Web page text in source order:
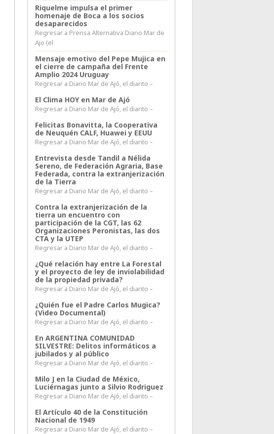
Riquelme impulsa el primer
homenaje de Boca a los socios
desaparecidos
Regresar a Prensa Alternativa Diario Mar de
Ajo (el
Mensaje emotivo del Pepe Mujica en
el cierre de campaña del Frente
Amplio 2024 Uruguay
Regresar a Diario Mar de Ajó, el diarito –
El Clima HOY en Mar de Ajó
Regresar a Diario Mar de Ajó, el diarito –
Felicitas Bonavitta, la Cooperativa
de Neuquén CALF, Huawei y EEUU
Regresar a Diario Mar de Ajó, el diarito –
Entrevista desde Tandil a Nélida
Sereno, de Federación Agraria, Base
Federada, contra la extranjerización
de la Tierra
Regresar a Diario Mar de Ajó, el diarito –
Contra la extranjerización de la
tierra un encuentro con
participación de la CGT, las 62
Organizaciones Peronistas, las dos
CTA y la UTEP
Regresar a Diario Mar de Ajó, el diarito –
¿Qué relación hay entre La Forestal
y el proyecto de ley de inviolabilidad
de la propiedad privada?
Regresar a Diario Mar de Ajó, el diarito –
¿Quién fue el Padre Carlos Mugica?
(Video Documental)
Regresar a Diario Mar de Ajó, el diarito –
En ARGENTINA COMUNIDAD
SILVESTRE: Delitos informáticos a
jubilados y al público
Regresar a Diario Mar de Ajó, el diarito –
Milo J en la Ciudad de México,
Luciérnagas junto a Silvio Rodriguez
Regresar a Diario Mar de Ajó, el diarito –
El Artículo 40 de la Constitución
Nacional de 1949
Regresar a Diario Mar de Ajó, el diarito –